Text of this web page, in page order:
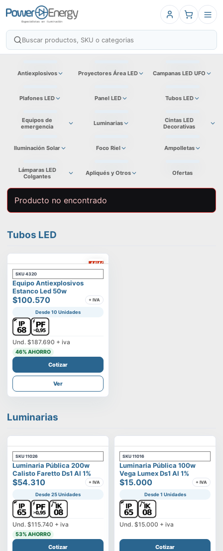
Antiexplosivos Proyectores Área LED Campanas LED UFO
Plafones LED Panel LED Tubos LED
Equipos de
emergencia
Luminarias
Cintas LED
Decorativas
Iluminación Solar Foco Riel Ampolletas
Lámparas LED
Colgantes
Apliqués y Otros Ofertas
Producto no encontrado
Tubos LED
SKU 4320
Equipo Antiexplosivos
Estanco Led 50w
$100.570 + IVA
Desde 10 Unidades
Und. $187.690 + iva
46% AHORRO
Cotizar
Ver
Luminarias
SKU 11026
Luminaria Pública 200w
Calisto Faretto Ds1 Al 1%
$54.310 + IVA
Desde 25 Unidades
Und. $115.740 + iva
53% AHORRO
Cotizar
SKU 11016
Luminaria Pública 100w
Vega Lumex Ds1 Al 1%
$15.000 + IVA
Desde 1 Unidades
Und. $15.000 + iva
Cotizar